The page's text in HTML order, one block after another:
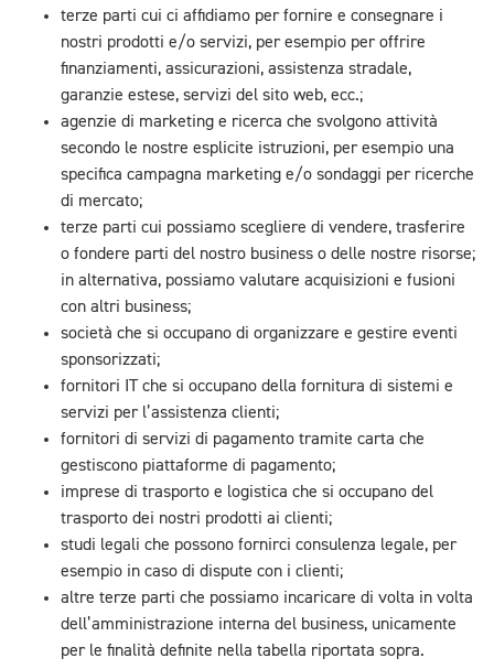
terze parti cui ci affidiamo per fornire e consegnare i
nostri prodotti e/o servizi, per esempio per offrire
finanziamenti, assicurazioni, assistenza stradale,
garanzie estese, servizi del sito web, ecc.;
agenzie di marketing e ricerca che svolgono attività
secondo le nostre esplicite istruzioni, per esempio una
specifica campagna marketing e/o sondaggi per ricerche
di mercato;
terze parti cui possiamo scegliere di vendere, trasferire
o fondere parti del nostro business o delle nostre risorse;
in alternativa, possiamo valutare acquisizioni e fusioni
con altri business;
società che si occupano di organizzare e gestire eventi
sponsorizzati;
fornitori IT che si occupano della fornitura di sistemi e
servizi per l’assistenza clienti;
fornitori di servizi di pagamento tramite carta che
gestiscono piattaforme di pagamento;
imprese di trasporto e logistica che si occupano del
trasporto dei nostri prodotti ai clienti;
studi legali che possono fornirci consulenza legale, per
esempio in caso di dispute con i clienti;
altre terze parti che possiamo incaricare di volta in volta
dell’amministrazione interna del business, unicamente
per le finalità definite nella tabella riportata sopra.